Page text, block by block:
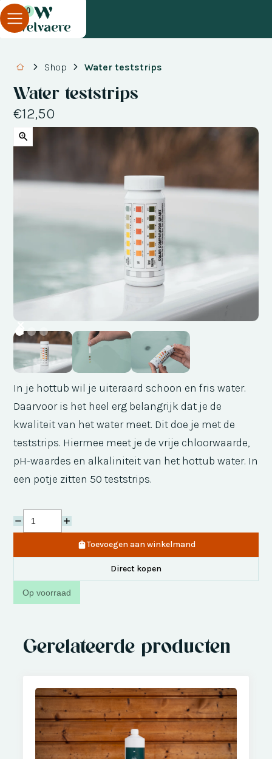
0
Shop Water teststrips
Water teststrips
€12,50
In je hottub wil je uiteraard schoon en fris water.
Daarvoor is het heel erg belangrijk dat je de
kwaliteit van het water meet. Dit doe je met de
teststrips. Hiermee meet je de vrije chloorwaarde,
pH-waardes en alkaliniteit van het hottub water. In
een potje zitten 50 teststrips.
Toevoegen aan winkelmand
Direct kopen
Op voorraad
Gerelateerde producten